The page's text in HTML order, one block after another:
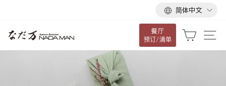
语
言
简体中文
餐厅
预订/清单
大车